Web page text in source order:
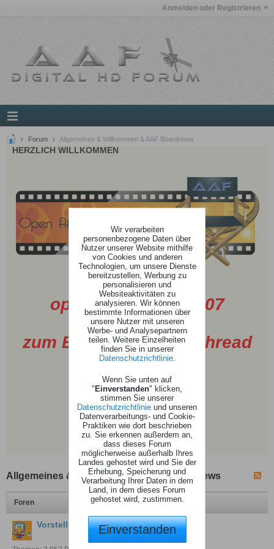
Anmelden oder Registrieren
Forum Allgemeines & Willkommen & AAF Boardnews
HERZLICH WILLKOMMEN
open AAF Image 2.07
zum Board - Spendenthread
2026
Allgemeines & Willkommen & AAF Boardnews
Foren
Vorstellung
Wir verarbeiten
personenbezogene Daten über
Nutzer unserer Website mithilfe
von Cookies und anderen
Technologien, um unsere Dienste
bereitzustellen, Werbung zu
personalisieren und
Websiteaktivitäten zu
analysieren. Wir können
bestimmte Informationen über
unsere Nutzer mit unseren
Werbe- und Analysepartnern
teilen. Weitere Einzelheiten
finden Sie in unserer
Datenschutzrichtlinie.
Wenn Sie unten auf
"Einverstanden" klicken,
stimmen Sie unserer
Datenschutzrichtlinie und unseren
Datenverarbeitungs- und Cookie-
Praktiken wie dort beschrieben
zu. Sie erkennen außerdem an,
dass dieses Forum
möglicherweise außerhalb Ihres
Landes gehostet wird und Sie der
Erhebung, Speicherung und
Verarbeitung Ihrer Daten in dem
Land, in dem dieses Forum
gehostet wird, zustimmen.
Einverstanden